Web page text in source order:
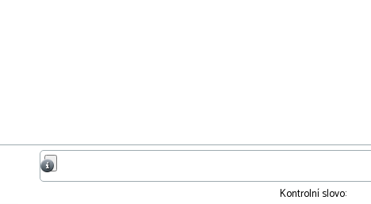
maximum 5 MB
Kontrolní slovo: